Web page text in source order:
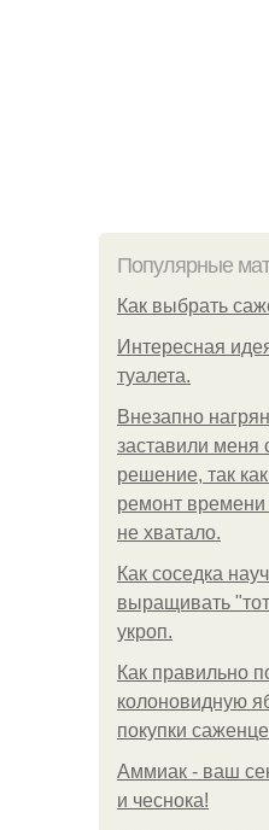
Популярные
Как выбрать
Интересная
туалета.
Внезапно
заставили меня
решение, так
ремонт времени
не хватало.
Как соседка
выращивать
укроп.
Как правильно
колоновидную
покупки
Аммиак - ваш
и чеснока!